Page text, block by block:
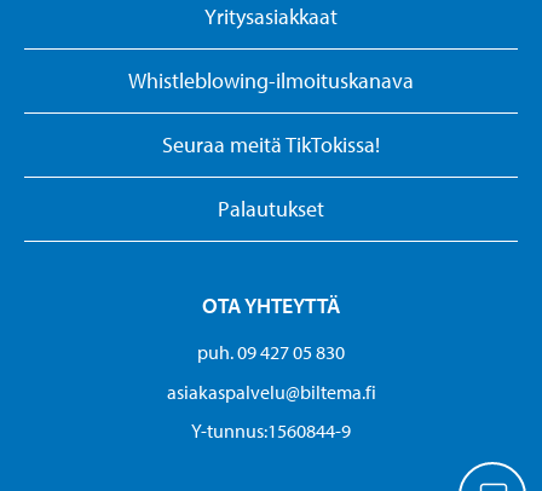
Yritysasiakkaat
Whistleblowing-ilmoituskanava
Seuraa meitä TikTokissa!
Palautukset
OTA YHTEYTTÄ
puh. 09 427 05 830
asiakaspalvelu@biltema.fi
Y-tunnus:1560844-9